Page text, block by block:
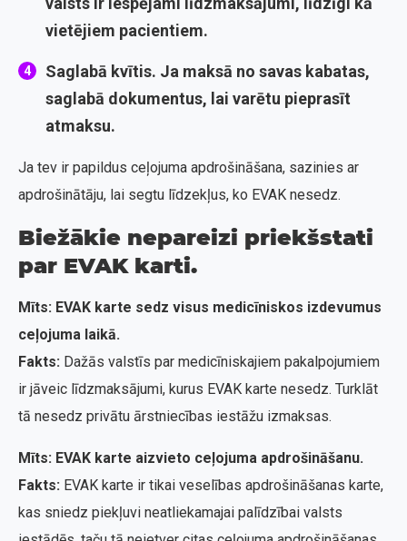
vietējiem pacientiem.
Saglabā kvītis. Ja maksā no savas kabatas,
saglabā dokumentus, lai varētu pieprasīt
atmaksu.
Ja tev ir papildus ceļojuma apdrošināšana, sazinies ar
apdrošinātāju, lai segtu līdzekļus, ko EVAK nesedz.
Biežākie nepareizi priekšstati
par EVAK karti.
Mīts: EVAK karte sedz visus medicīniskos izdevumus
ceļojuma laikā.
Fakts: Dažās valstīs par medicīniskajiem pakalpojumiem
ir jāveic līdzmaksājumi, kurus EVAK karte nesedz. Turklāt
tā nesedz privātu ārstniecības iestāžu izmaksas.
Mīts: EVAK karte aizvieto ceļojuma apdrošināšanu.
Fakts: EVAK karte ir tikai veselības apdrošināšanas karte,
kas sniedz piekļuvi neatliekamajai palīdzībai valsts